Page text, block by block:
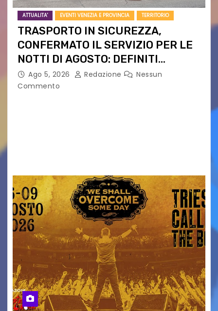
ATTUALITA' EVENTI VENEZIA E PROVINCIA TERRITORIO
TRASPORTO IN SICUREZZA,
CONFERMATO IL SERVIZIO PER LE
NOTTI DI AGOSTO: DEFINITI
PERCORSI, FERMATE E ORARIO
Ago 5, 2026 Redazione
Nessun
Commento